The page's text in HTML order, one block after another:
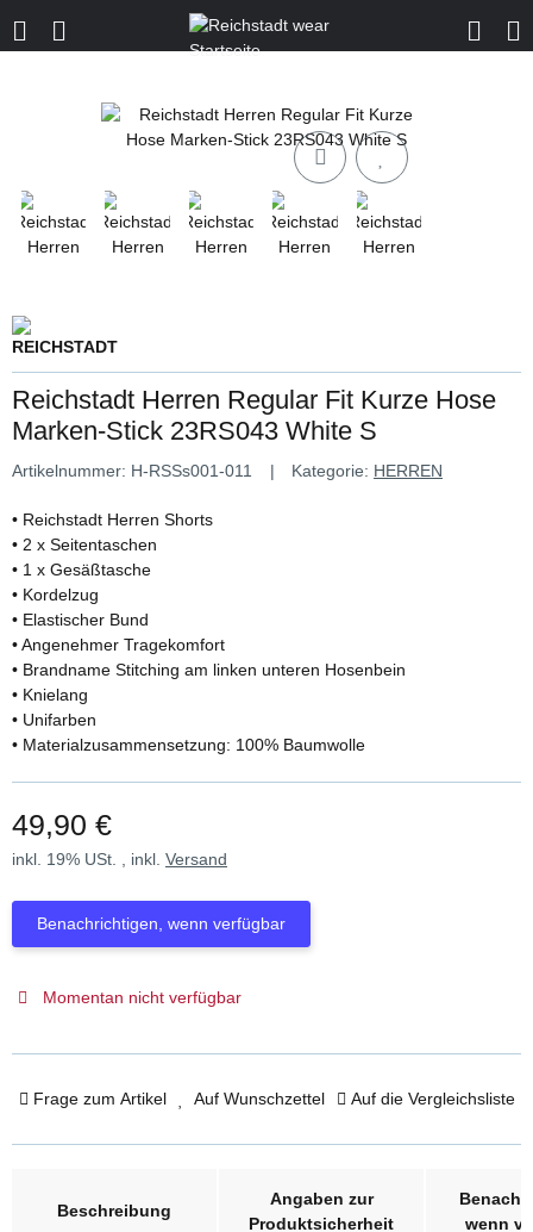
Reichstadt Herren Regular Fit Kurze Hose
Marken-Stick 23RS043 White S
Artikelnummer: H-RSSs001-011 Kategorie: HERREN
• Reichstadt Herren Shorts
• 2 x Seitentaschen
• 1 x Gesäßtasche
• Kordelzug
• Elastischer Bund
• Angenehmer Tragekomfort
• Brandname Stitching am linken unteren Hosenbein
• Knielang
• Unifarben
• Materialzusammensetzung: 100% Baumwolle
49,90 €
inkl. 19% USt. , inkl. Versand
Benachrichtigen, wenn verfügbar
Momentan nicht verfügbar
Frage zum Artikel Auf Wunschzettel Auf die Vergleichsliste
Beschreibung
Angaben zur
Produktsicherheit
wenn